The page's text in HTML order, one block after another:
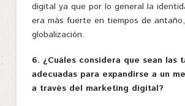
digital ya que por lo general la
era más fuerte en tiempos de
globalización.
6. ¿Cuáles considera que sean las
adecuadas para expandirse a un
a través del marketing digital?